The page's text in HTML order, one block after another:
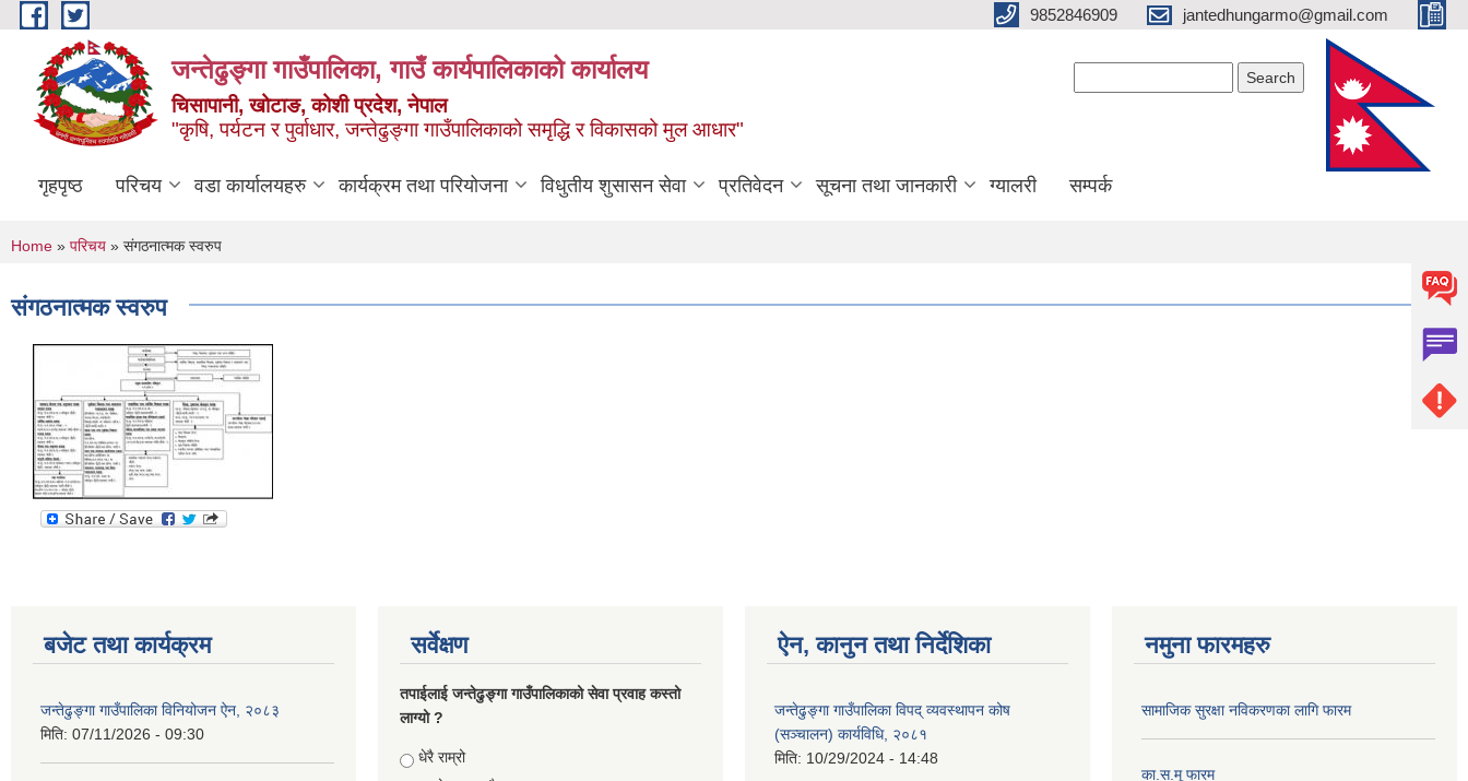
Skip to main content 9852846909 jantedhungarmo@gmail.com
जन्तेढुङ्गा गाउँपालिका, गाउँ कार्यपालिकाको कार्यालय
चिसापानी, खोटाङ, कोशी प्रदेश, नेपाल
"कृषि, पर्यटन र पुर्वाधार, जन्तेढुङ्गा गाउँपालिकाको समृद्धि र विकासको मुल आधार"
गृहपृष्ठ परिचय वडा कार्यालयहरु कार्यक्रम तथा परियोजना विधुतीय शुसासन सेवा प्रतिवेदन सूचना तथा जानकारी ग्यालरी सम्पर्क
You are here
Home » परिचय » संगठनात्मक स्वरुप
संगठनात्मक स्वरुप
बजेट तथा कार्यक्रम
जन्तेढुङ्गा गाउँपालिका विनियोजन ऐन, २०८३
मिति: 07/11/2026 - 09:30
सर्वेक्षण
तपाईलाई जन्तेढुङ्गा गाउँपालिकाको सेवा प्रवाह कस्तो
लाग्यो ?
Choices
धेरै राम्रो
ऐन, कानुन तथा निर्देशिका
जन्तेढुङ्गा गाउँपालिका विपद् व्यवस्थापन कोष
(सञ्चालन) कार्यविधि, २०८१
मिति: 10/29/2024 - 14:48
नमुना फारमहरु
सामाजिक सुरक्षा नविकरणका लागि फारम
का.स.मू फारम